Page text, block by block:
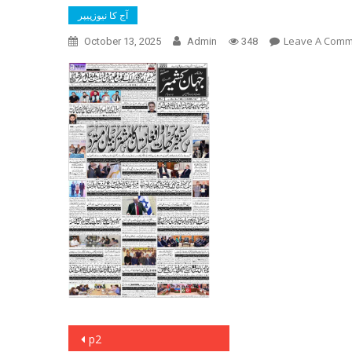
آج کا نیوزپیپر
October 13, 2025 Admin 348 Leave A
Post
p2